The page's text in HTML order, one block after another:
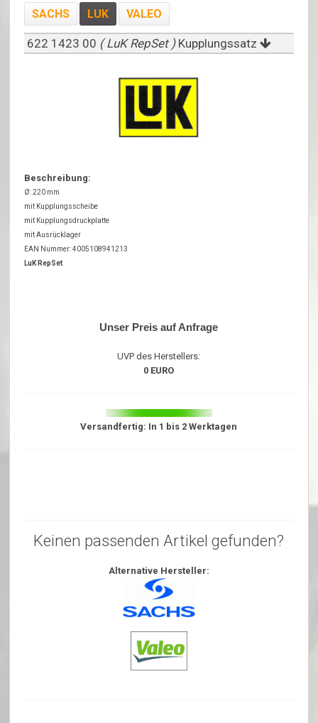
SACHS LUK VALEO
622 1423 00 ( LuK RepSet ) Kupplungssatz
Beschreibung:
Ø: 220 mm
mit Kupplungsscheibe
mit Kupplungsdruckplatte
mit Ausrücklager
EAN Nummer: 4005108941213
LuK RepSet
Unser Preis auf Anfrage
UVP des Herstellers:
0 EURO
Versandfertig: In 1 bis 2 Werktagen
Keinen passenden Artikel gefunden?
Alternative Hersteller: